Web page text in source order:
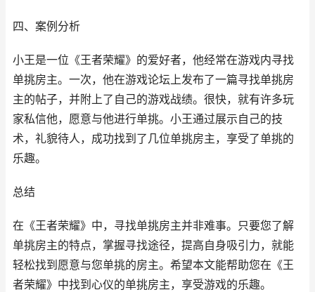
四、案例分析
小王是一位《王者荣耀》的爱好者，他经常在游戏内寻找
单挑房主。一次，他在游戏论坛上发布了一篇寻找单挑房
主的帖子，并附上了自己的游戏战绩。很快，就有许多玩
家私信他，愿意与他进行单挑。小王通过展示自己的技
术，礼貌待人，成功找到了几位单挑房主，享受了单挑的
乐趣。
总结
在《王者荣耀》中，寻找单挑房主并非难事。只要您了解
单挑房主的特点，掌握寻找途径，提高自身吸引力，就能
轻松找到愿意与您单挑的房主。希望本文能帮助您在《王
者荣耀》中找到心仪的单挑房主，享受游戏的乐趣。